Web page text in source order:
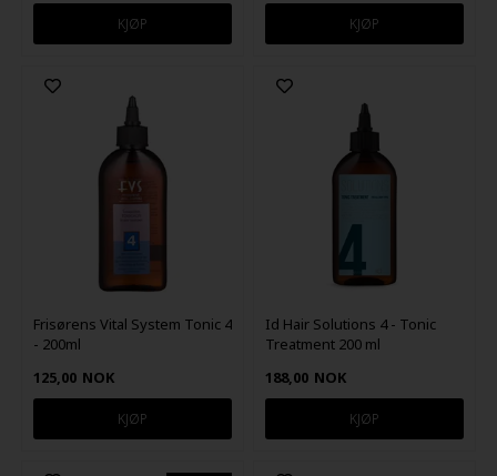
Frisørens Vital System Tonic 4
- 200ml
125,00 NOK
Id Hair Solutions 4 - Tonic
Treatment 200 ml
188,00 NOK